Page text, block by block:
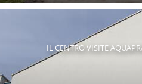
IL CENTRO VISITE